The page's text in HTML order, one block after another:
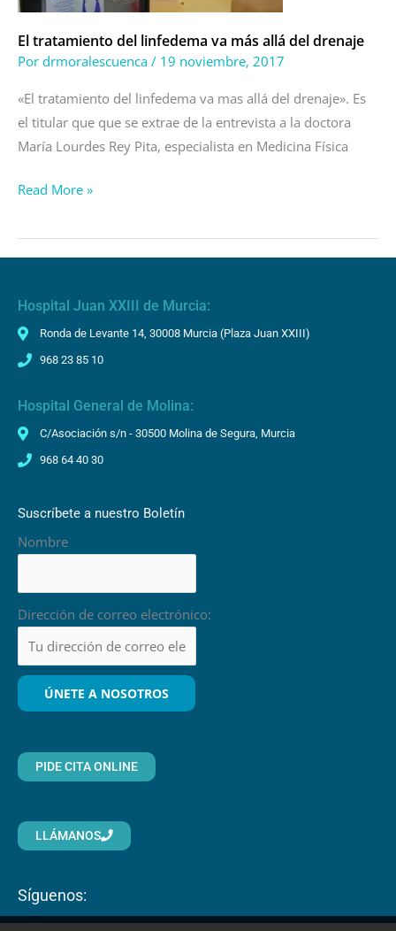
El tratamiento del linfedema va más allá del drenaje
Por drmoralescuenca / 19 noviembre, 2017
«El tratamiento del linfedema va mas allá del drenaje». Es
el titular que que se extrae de la entrevista a la doctora
María Lourdes Rey Pita, especialista en Medicina Física
del
drenaje
Read More »
Hospital Juan XXIII de Murcia:
Ronda de Levante 14, 30008 Murcia (Plaza Juan XXIII)
968 23 85 10
Hospital General de Molina:
C/Asociación s/n - 30500 Molina de Segura, Murcia
968 64 40 30
Suscríbete a nuestro Boletín
Nombre
Dirección de correo electrónico:
PIDE CITA ONLINE
LLÁMANOS
Síguenos: